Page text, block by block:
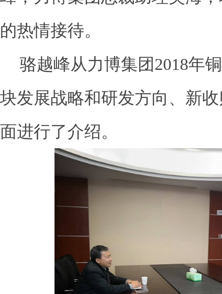
的热情接待。
骆越峰从力博集团2018年
块发展战略和研发方向、新
面进行了介绍。